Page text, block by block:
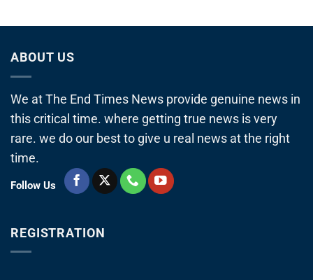
ABOUT US
We at The End Times News provide genuine news in
this critical time. where getting true news is very
rare. we do our best to give u real news at the right
time.
Follow Us
REGISTRATION